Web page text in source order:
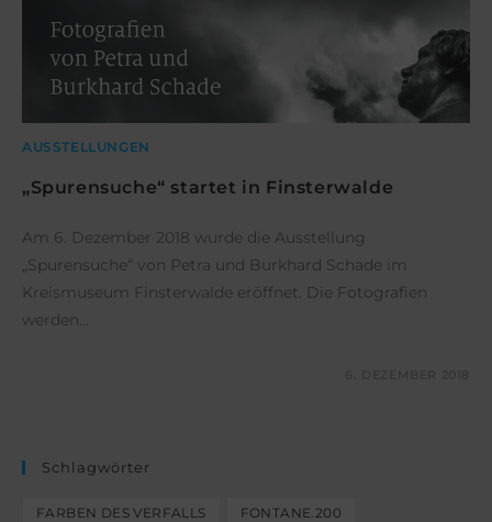
AUSSTELLUNGEN
„Spurensuche“ startet in Finsterwalde
Am 6. Dezember 2018 wurde die Ausstellung
„Spurensuche“ von Petra und Burkhard Schade im
Kreismuseum Finsterwalde eröffnet. Die Fotografien
werden…
Schlagwörter
FARBEN DES VERFALLS FONTANE.200